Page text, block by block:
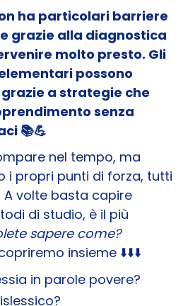
ha particolari barriere
grazie alla diagnostica
molto presto. Gli
possono
a strategie che
senza
📚​💪
nel tempo, ma
i propri punti di forza, tutti
volte basta capire
di studio, è il più
sapere come?
insieme ⬇️⬇️⬇️
in parole povere?